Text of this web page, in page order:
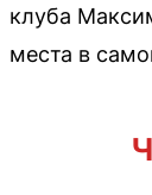
клуба
места в